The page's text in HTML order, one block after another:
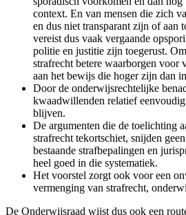
context. En van mensen die zich
en dus niet transparant zijn of aan
vereist dus vaak vergaande
politie en justitie zijn toegerust.
strafrecht betere waarborgen voor
aan het bewijs die hoger zijn dan
Door de onderwijsrechtelijke
kwaadwillenden relatief
blijven.
De argumenten die de toelichting
strafrecht tekortschiet, snijden
bestaande strafbepalingen en
heel goed in die systematiek.
Het voorstel zorgt ook voor een
vermenging van strafrecht,
De Onderwijsraad wijst dus ook een